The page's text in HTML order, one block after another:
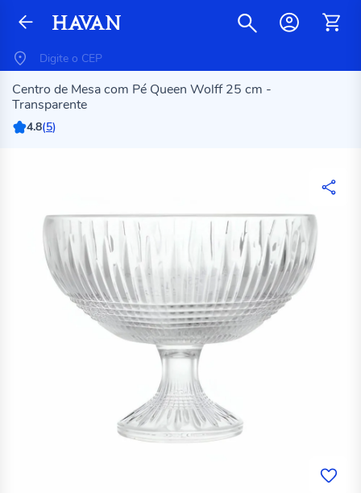
Centro de Mesa com Pé Queen Wolff 25 cm -
Transparente
4.8(5)